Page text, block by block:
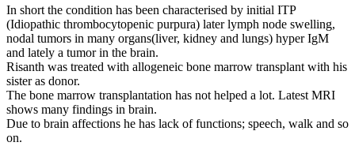
In short the condition has been characterised by initial ITP
(Idiopathic thrombocytopenic purpura) later lymph node swelling,
nodal tumors in many organs(liver, kidney and lungs) hyper IgM
and lately a tumor in the brain.
Risanth was treated with allogeneic bone marrow transplant with his
sister as donor.
The bone marrow transplantation has not helped a lot. Latest MRI
shows many findings in brain.
Due to brain affections he has lack of functions; speech, walk and so
on.